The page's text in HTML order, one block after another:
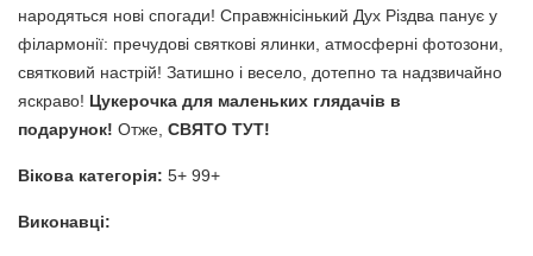
народяться нові спогади! Справжнісінький Дух Різдва панує у
філармонії: пречудові святкові ялинки, атмосферні фотозони,
святковий настрій! Затишно і весело, дотепно та надзвичайно
яскраво! Цукерочка для маленьких глядачів в
подарунок! Отже, СВЯТО ТУТ!
Вікова категорія: 5+ 99+
Виконавці: